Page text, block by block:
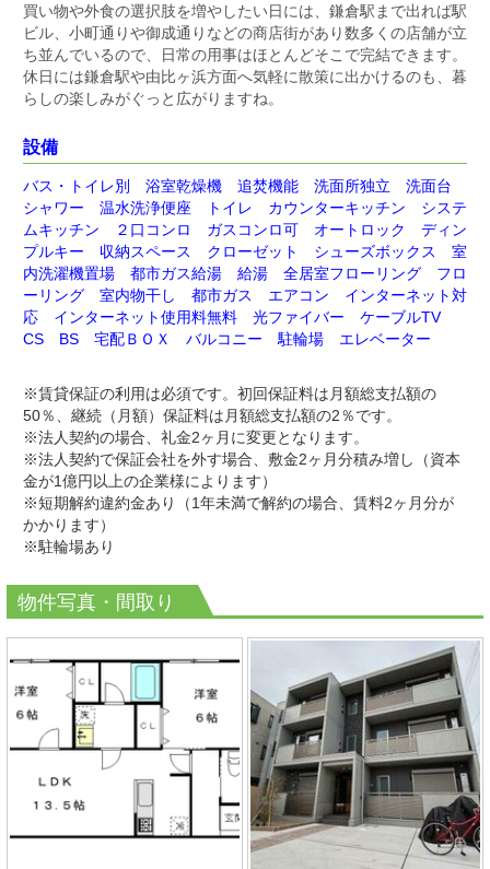
買い物や外食の選択肢を増やしたい日には、鎌倉駅まで出れば駅
ビル、小町通りや御成通りなどの商店街があり数多くの店舗が立
ち並んでいるので、日常の用事はほとんどそこで完結できます。
休日には鎌倉駅や由比ヶ浜方面へ気軽に散策に出かけるのも、暮
らしの楽しみがぐっと広がりますね。
設備
バス・トイレ別 浴室乾燥機 追焚機能 洗面所独立 洗面台
シャワー 温水洗浄便座 トイレ カウンターキッチン システ
ムキッチン ２口コンロ ガスコンロ可 オートロック ディン
プルキー 収納スペース クローゼット シューズボックス 室
内洗濯機置場 都市ガス給湯 給湯 全居室フローリング フロ
ーリング 室内物干し 都市ガス エアコン インターネット対
応 インターネット使用料無料 光ファイバー ケーブルTV
CS BS 宅配ＢＯＸ バルコニー 駐輪場 エレベーター
※賃貸保証の利用は必須です。初回保証料は月額総支払額の
50％、継続（月額）保証料は月額総支払額の2％です。
※法人契約の場合、礼金2ヶ月に変更となります。
※法人契約で保証会社を外す場合、敷金2ヶ月分積み増し（資本
金が1億円以上の企業様によります）
※短期解約違約金あり（1年未満で解約の場合、賃料2ヶ月分が
かかります）
※駐輪場あり
物件写真・間取り